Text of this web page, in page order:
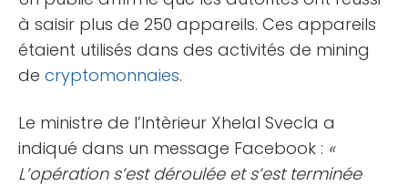
à saisir plus de 250 appareils. Ces appareils
étaient utilisés dans des activités de mining
de cryptomonnaies.
Le ministre de l’Intèrieur Xhelal Svecla a
indiqué dans un message Facebook : «
L’opération s’est déroulée et s’est terminée